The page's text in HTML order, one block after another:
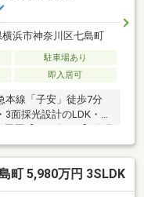
浜市神奈川区七島町
駐車場あり
即入居可
本線「子安」徒歩7分
面採光設計のLDK・
トイレ ＜張替＞トイ
ス水栓設置【2012年
11月】キッチン交換 等
徒歩6分(約460m)■
町 5,980万円 3SLDK